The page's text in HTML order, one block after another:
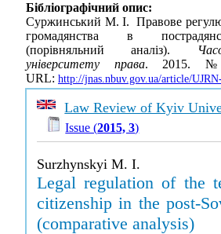
Бібліографічний опис:
Суржинський М. І. Правове
громадянства в
(порівняльний аналіз).
університету права. 2015.
URL: http://jnas.nbuv.gov.ua/article/
Law Review of Kyiv
Issue (2015, 3)
Surzhynskyi M. I.
Legal regulation of the
citizenship in the post-
(comparative analysis)